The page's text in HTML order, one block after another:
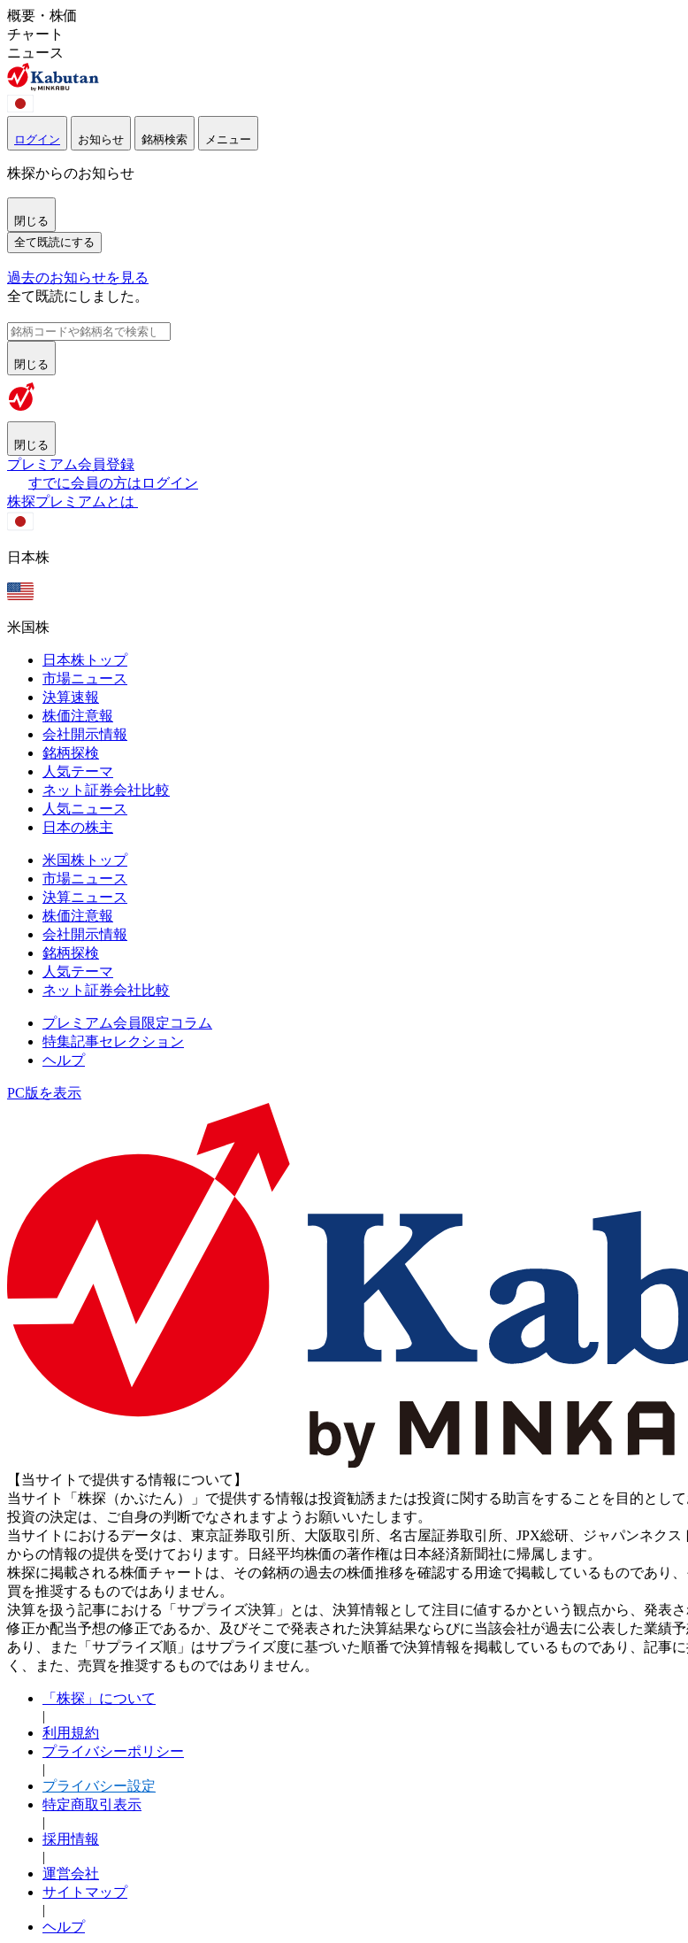
概要・株価
チャート
ニュース
ログイン お知らせ 銘柄検索 メニュー
株探からのお知らせ
閉じる
全て既読にする
過去のお知らせを見る
全て既読にしました。
閉じる
閉じる
プレミアム会員登録
すでに会員の方はログイン
株探プレミアムとは
日本株
米国株
日本株トップ
市場ニュース
決算速報
株価注意報
会社開示情報
銘柄探検
人気テーマ
ネット証券会社比較
人気ニュース
日本の株主
米国株トップ
市場ニュース
決算ニュース
株価注意報
会社開示情報
銘柄探検
人気テーマ
ネット証券会社比較
プレミアム会員限定コラム
特集記事セレクション
ヘルプ
PC版を表示
【当サイトで提供する情報について】
当サイト「株探（かぶたん）」で提供する情報は投資勧誘または投資に関する助言をすることを目的として
投資の決定は、ご自身の判断でなされますようお願いいたします。
当サイトにおけるデータは、東京証券取引所、大阪取引所、名古屋証券取引所、JPX総研、ジャパンネクス
からの情報の提供を受けております。日経平均株価の著作権は日本経済新聞社に帰属します。
株探に掲載される株価チャートは、その銘柄の過去の株価推移を確認する用途で掲載しているものであり
買を推奨するものではありません。
決算を扱う記事における「サプライズ決算」とは、決算情報として注目に値するかという観点から、発表
修正か配当予想の修正であるか、及びそこで発表された決算結果ならびに当該会社が過去に公表した業績
あり、また「サプライズ順」はサプライズ度に基づいた順番で決算情報を掲載しているものであり、記事
く、また、売買を推奨するものではありません。
「株探」について
|
利用規約
プライバシーポリシー
|
プライバシー設定
特定商取引表示
|
採用情報
|
運営会社
サイトマップ
|
ヘルプ